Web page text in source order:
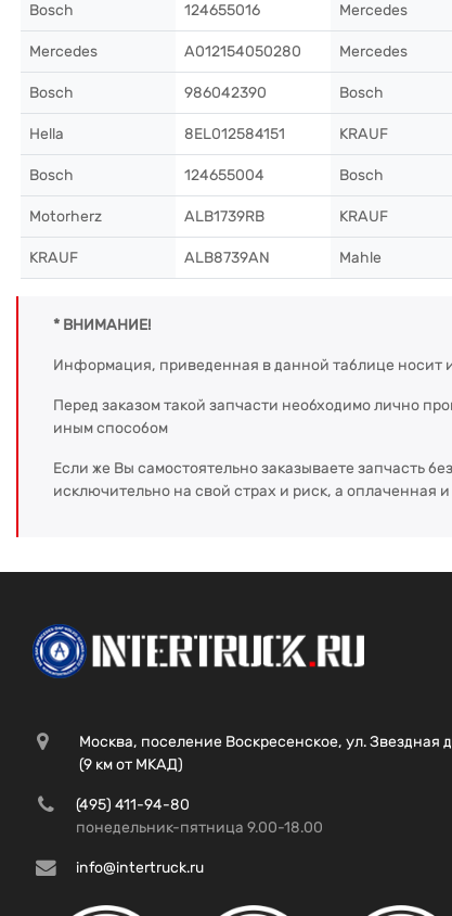
Bosch 124655016 Mercedes
Mercedes A012154050280 Mercedes
Bosch 986042390 Bosch
Hella 8EL012584151 KRAUF
Bosch 124655004 Bosch
Motorherz ALB1739RB KRAUF
KRAUF ALB8739AN Mahle
* ВНИМАНИЕ!
Информация, приведенная в данной таблице носит
Перед заказом такой запчасти необходимо лично
иным способом
Если же Вы самостоятельно заказываете запчасть
исключительно на свой страх и риск, а оплаченная
Москва, поселение Воскресенское, ул. Звездная
(9 км от МКАД)
(495) 411-94-80
понедельник-пятница 9.00-18.00
info@intertruck.ru